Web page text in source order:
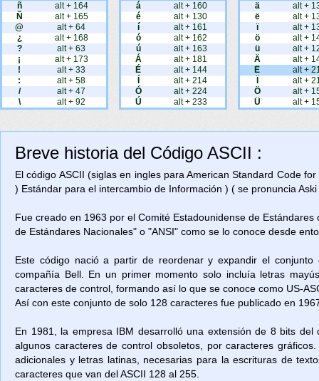
ñ
alt + 164
Ñ
alt + 165
@
alt + 64
¿
alt + 168
?
alt + 63
¡
alt + 173
!
alt + 33
:
alt + 58
/
alt + 47
\
alt + 92
á
alt + 160
é
alt + 130
í
alt + 161
ó
alt + 162
ú
alt + 163
Á
alt + 181
É
alt + 144
alt + 214
Ó
alt + 224
Ú
alt + 233
ä
alt +
ë
alt +
ï
alt +
ö
alt +
ü
alt +
Ä
alt +
Ë
alt +
alt +
Ö
alt +
Ü
alt +
Breve historia del Código ASCII :
El código ASCII (siglas en ingles para American Standard Code
) Estándar para el intercambio de Información ) ( se pronuncia Aski
Fue creado en 1963 por el Comité Estadounidense de
de Estándares Nacionales" o "ANSI" como se lo conoce desde
Este código nació a partir de reordenar y expandir el
compañía Bell. En un primer momento solo incluía letras
caracteres de control, formando así lo que se conoce como US-
Así con este conjunto de solo 128 caracteres fue publicado en
En 1981, la empresa IBM desarrolló una extensión de 8 bits
algunos caracteres de control obsoletos, por caracteres
adicionales y letras latinas, necesarias para la escrituras de
caracteres que van del ASCII 128 al 255.